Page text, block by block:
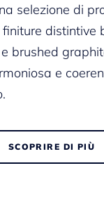
selezione di
distintive
brushed
e
SCOPRIRE DI PIÙ